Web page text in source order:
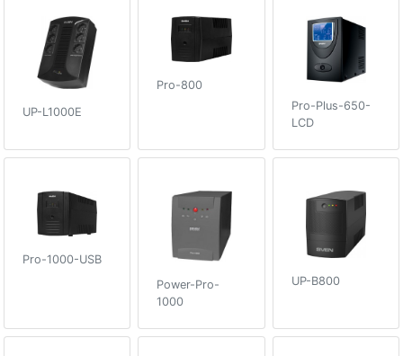
UP-L1000E
Pro-800
Pro-Plus-650-
LCD
Pro-1000-USB
Power-Pro-
1000
UP-B800